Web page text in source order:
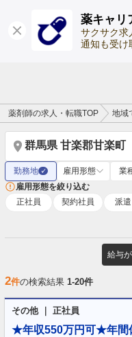
薬キャリ
サクサク求
通知も受け
薬剤師の求人・転職TOP 地域
群馬県 甘楽郡甘楽町
勤務地 ✓ 雇用形態 業
雇用形態を絞り込む
正社員
契約社員 派遣
給与
2件の検索結果 1-20件
その他 ｜ 正社員
★年収550万円可★年間